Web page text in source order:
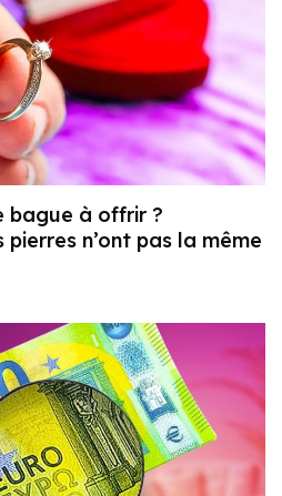
bague à offrir ?
n’ont pas la même